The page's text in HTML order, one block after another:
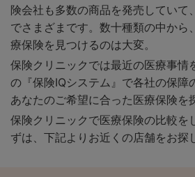
険会社も多数の商品を発売していて
でさまざまです。数十種類の中から
療保険を見つけるのは大変。
保険クリニックでは最近の医療事情
の『保険IQシステム』で各社の保障
あなたのご希望に合った医療保険を
保険クリニックで医療保険の比較を
ずは、下記よりお近くの店舗をお探